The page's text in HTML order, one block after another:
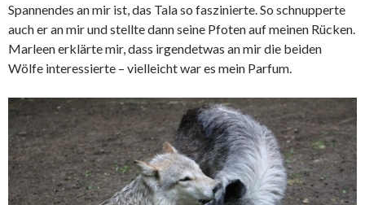
Spannendes an mir ist, das Tala so faszinierte. So schnupperte
auch er an mir und stellte dann seine Pfoten auf meinen Rücken.
Marleen erklärte mir, dass irgendetwas an mir die beiden
Wölfe interessierte – vielleicht war es mein Parfum.